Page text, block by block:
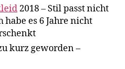
2018 – Stil passt nicht
es 6 Jahre nicht
kurz geworden –